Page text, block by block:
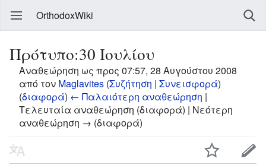
OrthodoxWiki
Πρότυπο:30 Ιουλίου
Αναθεώρηση ως προς 07:57, 28 Αυγούστου 2008
από τον Maglavites (Συζήτηση | Συνεισφορά)
(διαφορά) ← Παλαιότερη αναθεώρηση |
Τελευταία αναθεώρηση (διαφορά) | Νεότερη
αναθεώρηση → (διαφορά)